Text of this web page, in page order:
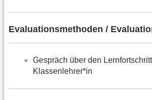
Evaluationsmethoden /
Gespräch über den
Klassenlehrer*in